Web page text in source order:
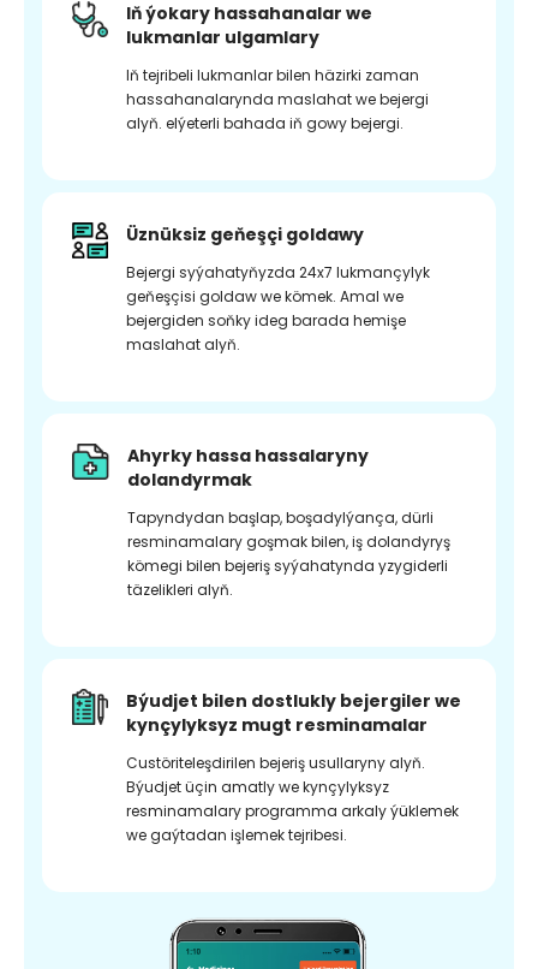
Iň ýokary hassahanalar we
lukmanlar ulgamlary
Iň tejribeli lukmanlar bilen häzirki zaman
hassahanalarynda maslahat we bejergi
alyň. elýeterli bahada iň gowy bejergi.
Üznüksiz geňeşçi goldawy
Bejergi syýahatyňyzda 24x7 lukmançylyk
geňeşçisi goldaw we kömek. Amal we
bejergiden soňky ideg barada hemişe
maslahat alyň.
Ahyrky hassa hassalaryny
dolandyrmak
Tapyndydan başlap, boşadylýança, dürli
resminamalary goşmak bilen, iş dolandyryş
kömegi bilen bejeriş syýahatynda yzygiderli
täzelikleri alyň.
Býudjet bilen dostlukly bejergiler we
kynçylyksyz mugt resminamalar
Custöriteleşdirilen bejeriş usullaryny alyň.
Býudjet üçin amatly we kynçylyksyz
resminamalary programma arkaly ýüklemek
we gaýtadan işlemek tejribesi.